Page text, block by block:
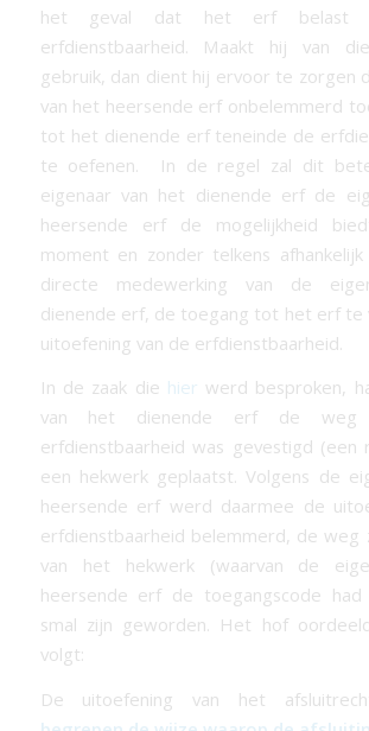
het geval dat het erf belast
erfdienstbaarheid. Maakt hij van
gebruik, dan dient hij ervoor te zorgen
van het heersende erf onbelemmerd
tot het dienende erf teneinde de
te oefenen. In de regel zal dit
eigenaar van het dienende erf de
heersende erf de mogelijkheid
moment en zonder telkens
directe medewerking van de
dienende erf, de toegang tot het erf te
uitoefening van de erfdienstbaarheid.
In de zaak die hier werd besproken,
van het dienende erf de weg
erfdienstbaarheid was gevestigd (een
een hekwerk geplaatst. Volgens de
heersende erf werd daarmee de
erfdienstbaarheid belemmerd, de weg
van het hekwerk (waarvan de
heersende erf de toegangscode
smal zijn geworden. Het hof
volgt:
De uitoefening van het